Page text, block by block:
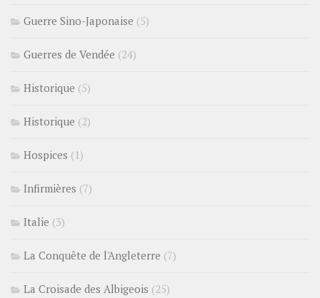
Guerre Sino-Japonaise (5)
Guerres de Vendée (24)
Historique (5)
Historique (2)
Hospices (1)
Infirmières (7)
Italie (3)
La Conquête de l'Angleterre (7)
La Croisade des Albigeois (25)